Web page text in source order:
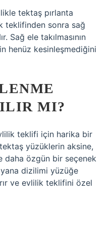
tektaş pırlanta
teklifinden sonra sağ
Sağ ele takılmasının
henüz kesinleşmediğini
MI?
teklifi için harika bir
yüzüklerin aksine,
daha özgün bir seçenek
yana dizilimi yüzüğe
ve evlilik teklifini özel